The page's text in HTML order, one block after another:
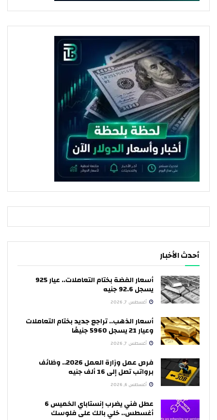
أحدث الأخبار
أسعار الفضة بختام التعاملات.. عيار 925
يسجل 92.6 جنيه
أغسطس 7, 2026
أسعار الذهب.. تراجع جديد بختام التعاملات
وعيار 21 يسجل 5960 جنيهًا
أغسطس 7, 2026
فرص عمل وزارة العمل 2026.. وظائف
برواتب تصل إلى 16 ألف جنيه
أغسطس 6, 2026
عطل فني يضرب إنستاباي الخميس 6
أغسطس.. خلي بالك على فلوسك